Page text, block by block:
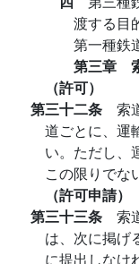
渡する目
第一種鉄
第三章
（許可）
第三十二条 索
道ごとに、運
い。ただし、
この限りでな
（許可申請）
第三十三条 索
は、次に掲げ
に提出しなけ